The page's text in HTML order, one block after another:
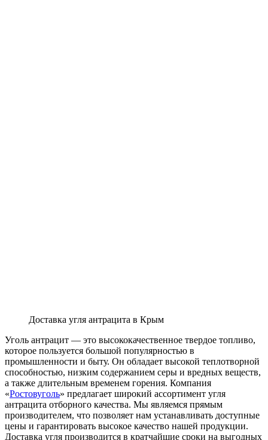
Доставка угля антрацита в Крым
Уголь антрацит — это высококачественное твердое топливо,
которое пользуется большой популярностью в
промышленности и быту. Он обладает высокой теплотворной
способностью, низким содержанием серы и вредных веществ,
а также длительным временем горения. Компания
«Ростовуголь» предлагает широкий ассортимент угля
антрацита отборного качества. Мы являемся прямым
производителем, что позволяет нам устанавливать доступные
цены и гарантировать высокое качество нашей продукции.
Доставка угля производится в кратчайшие сроки на выгодных